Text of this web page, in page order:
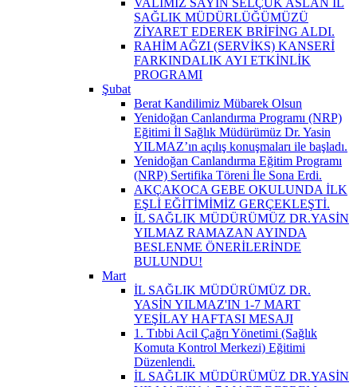
SAĞLIK MÜDÜRLÜĞÜMÜZÜ
ZİYARET EDEREK BRİFİNG ALDI.
RAHİM AĞZI (SERVİKS) KANSERİ
FARKINDALIK AYI ETKİNLİK
PROGRAMI
Şubat
Berat Kandilimiz Mübarek Olsun
Yenidoğan Canlandırma Programı (NRP)
Eğitimi İl Sağlık Müdürümüz Dr. Yasin
YILMAZ’ın açılış konuşmaları ile başladı.
Yenidoğan Canlandırma Eğitim Programı
(NRP) Sertifika Töreni İle Sona Erdi.
AKÇAKOCA GEBE OKULUNDA İLK
EŞLİ EĞİTİMİMİZ GERÇEKLEŞTİ.
İL SAĞLIK MÜDÜRÜMÜZ DR.YASİN
YILMAZ RAMAZAN AYINDA
BESLENME ÖNERİLERİNDE
BULUNDU!
Mart
İL SAĞLIK MÜDÜRÜMÜZ DR.
YASİN YILMAZ'IN 1-7 MART
YEŞİLAY HAFTASI MESAJI
1. Tıbbi Acil Çağrı Yönetimi (Sağlık
Komuta Kontrol Merkezi) Eğitimi
Düzenlendi.
İL SAĞLIK MÜDÜRÜMÜZ DR.YASİN